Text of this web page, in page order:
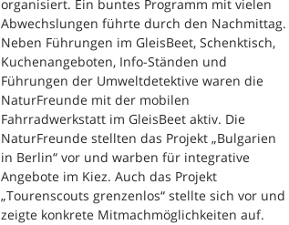
organisiert. Ein buntes Programm mit vielen
Abwechslungen führte durch den Nachmittag.
Neben Führungen im GleisBeet, Schenktisch,
Kuchenangeboten, Info-Ständen und
Führungen der Umweltdetektive waren die
NaturFreunde mit der mobilen
Fahrradwerkstatt im GleisBeet aktiv. Die
NaturFreunde stellten das Projekt „Bulgarien
in Berlin“ vor und warben für integrative
Angebote im Kiez. Auch das Projekt
„Tourenscouts grenzenlos“ stellte sich vor und
zeigte konkrete Mitmachmöglichkeiten auf.